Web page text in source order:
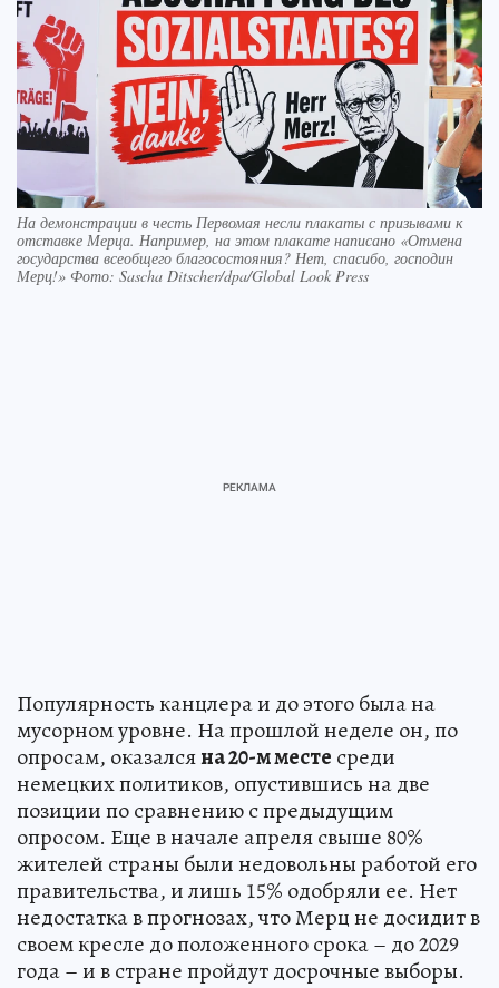
На демонстрации в честь Первомая несли плакаты с призывами к
отставке Мерца. Например, на этом плакате написано «Отмена
государства всеобщего благосостояния? Нет, спасибо, господин
Мерц!» Фото: Sascha Ditscher/dpa/Global Look Press
Популярность канцлера и до этого была на
мусорном уровне. На прошлой неделе он, по
опросам, оказалсяна 20-м месте среди
немецких политиков, опустившись на две
позиции по сравнению с предыдущим
опросом. Еще в начале апреля свыше 80%
жителей страны были недовольны работой его
правительства, и лишь 15% одобряли ее. Нет
недостатка в прогнозах, что Мерц не досидит в
своем кресле до положенного срока – до 2029
года – и в стране пройдут досрочные выборы.